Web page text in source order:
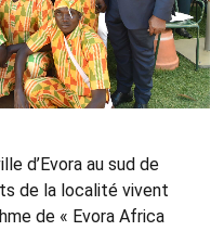
d’Evora au sud de
de la localité vivent
de « Evora Africa